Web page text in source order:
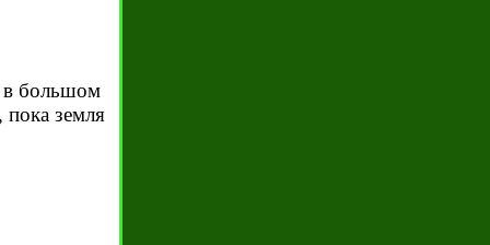
в большом
пока земля